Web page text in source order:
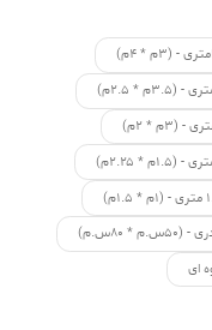
- (۵۰س.م * ۸۰س.م)
ای